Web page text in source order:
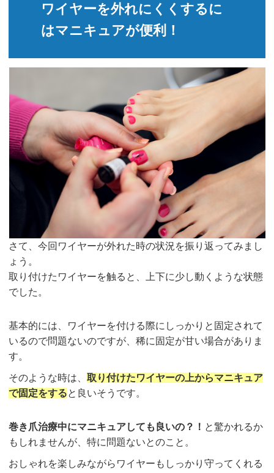
ワイヤーを外れにくくするに
はマニキュアが便利！
さて、今回ワイヤーが外れた時の状況を振り返ってみまし
ょう。
取り付けたワイヤーを触ると、上下に少し動くような状態
でした。
基本的には、ワイヤーを付ける際にしっかりと固定されて
いるので問題ないのですが、稀に固定が甘い場合がありま
す。
そのような時は、取り付けたワイヤーの上からマニキュア
で固定をすると良いそうです。
巻き爪治療中にマニキュアしても良いの？！ と驚かれるか
もしれませんが、特に問題ないとのこと。
おしゃれを楽しみながらワイヤーもしっかり守ってくれる